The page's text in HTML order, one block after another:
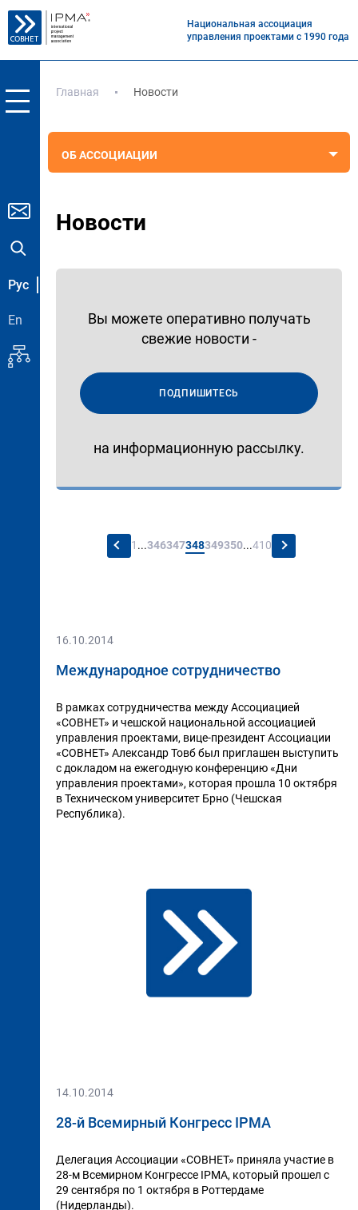
Национальная ассоциация
управления проектами с 1990 года
Рус
En
Главная Новости
ОБ АССОЦИАЦИИ
Новости
Вы можете оперативно получать
свежие новости -
ПОДПИШИТЕСЬ
на информационную рассылку.
← 1 ...346347348349350...410 →
16.10.2014
Международное сотрудничество
В рамках сотрудничества между Ассоциацией
«СОВНЕТ» и чешской национальной ассоциацией
управления проектами, вице-президент Ассоциации
«СОВНЕТ» Александр Товб был приглашен выступить
с докладом на ежегодную конференцию «Дни
управления проектами», которая прошла 10 октября
в Техническом университет Брно (Чешская
Республика).
14.10.2014
28-й Всемирный Конгресс IPMA
Делегация Ассоциации «СОВНЕТ» приняла участие в
28-м Всемирном Конгрессе IPMA, который прошел c
29 сентября по 1 октября в Роттердаме
(Нидерланды).